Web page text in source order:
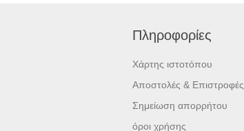
Πληροφορίες
Χάρτης ιστοτόπου
Αποστολές & Επιστροφές
Σημείωση απορρήτου
όροι χρήσης